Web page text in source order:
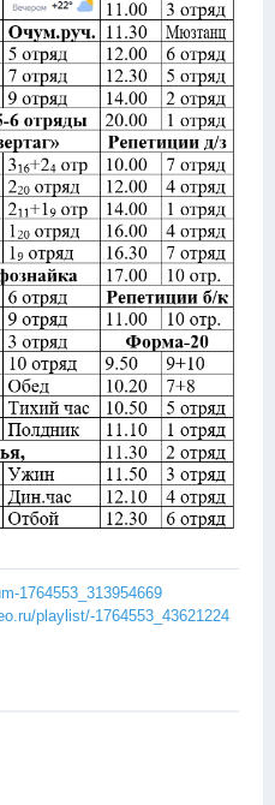
1764553_313954669
playlist/-1764553_43621224